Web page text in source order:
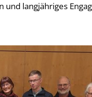
langjähriges